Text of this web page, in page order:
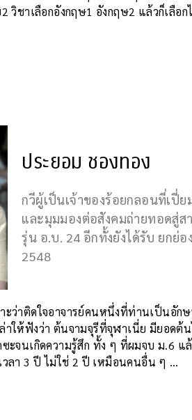
วิชาเลือกอังกฤษ1 อังกฤษ2 แล้วก็เลือ
ประยอม ชองทอง
กวีผู้เป็นเจ้าของร้อยกลอนที่เปี่
และมุมมองต่อสังคมถ่ายทอดสู่
รุ่น อ.บ. 24 อีกทั้งยังได้รับ ยกย่
2548
ะว่าติดใจอาจารย์คนหนึ่งที่ท่านเป็นอั
ให้ฟังว่า ต้นจามจุรีที่จุฬาเนี่ย มียอดต้
ะจนเกิดความรู้สึก ทั้ง ๆ ที่ผมจบ ม.6 แ
วลา 3 ปี ไม่ใช่ 2 ปี เหมือนคนอื่น ๆ …